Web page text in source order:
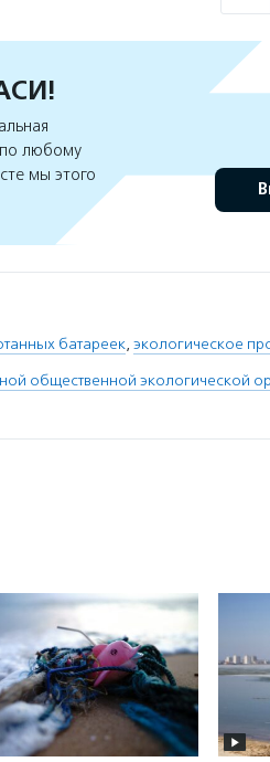
любому
мы этого
батареек, экологическое
общественной экологической